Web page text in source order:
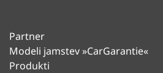
Partner
Modeli jamstev »CarGarantie«
Produkti